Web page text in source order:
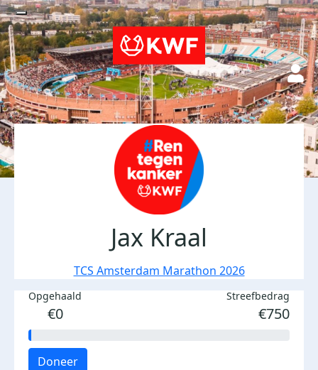
Jax Kraal
TCS Amsterdam Marathon 2026
Opgehaald
€0
Streefbedrag
€750
Doneer